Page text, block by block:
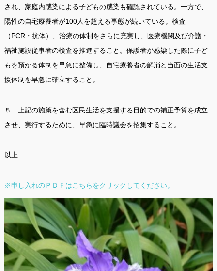
され、家庭内感染による子どもの感染も確認されている。一方で、
陽性の自宅療養者が100人を超える事態が続いている。検査
（PCR・抗体）、治療の体制をさらに充実し、医療機関及び介護・
福祉施設従事者の検査を推進すること。保護者が感染した際に子ど
もを預かる体制を早急に整備し、自宅療養者の解消と当面の生活支
援体制を早急に確立すること。
５．上記の施策を含む区民生活を支援する目的での補正予算を成立
させ、実行するために、早急に臨時議会を招集すること。
以上
※申し入れのＰＤＦはこちらをクリックしてください。